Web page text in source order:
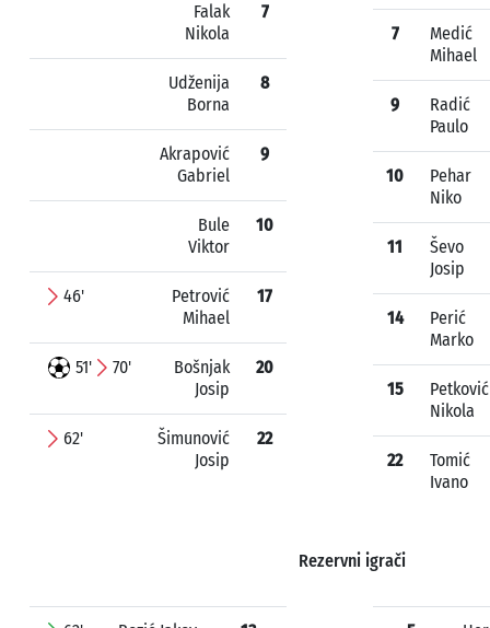
Falak
Nikola
7
Udženija
Borna
8
Akrapović
Gabriel
9
Bule
Viktor
10
46'
Petrović
Mihael
17
51' 70'
Bošnjak
Josip
20
62'
Šimunović
Josip
22
7
Medić
Mihael
9
Radić
Paulo
10
Pehar
Niko
11
Ševo
Josip
14
Perić
Marko
15
Petković
Nikola
22
Tomić
Ivano
Rezervni igrači